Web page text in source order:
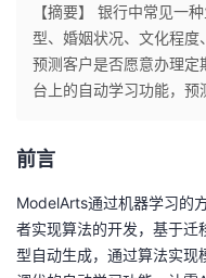
个
主
页
的
开
【摘要】 银行中常见一
型、婚姻状况、文化程度
预测客户是否愿意办理
台上的自动学习功能，预
前言
ModelArts通过机器学习的
者实现算法的开发，基于迁
型自动生成，通过算法实